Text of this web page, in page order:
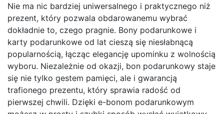
Nie ma nic bardziej uniwersalnego i praktycznego niż
prezent, który pozwala obdarowanemu wybrać
dokładnie to, czego pragnie. Bony podarunkowe i
karty podarunkowe od lat cieszą się niesłabnącą
popularnością, łącząc elegancję upominku z wolnością
wyboru. Niezależnie od okazji, bon podarunkowy staje
się nie tylko gestem pamięci, ale i gwarancją
trafionego prezentu, który sprawia radość od
pierwszej chwili. Dzięki e-bonom podarunkowym